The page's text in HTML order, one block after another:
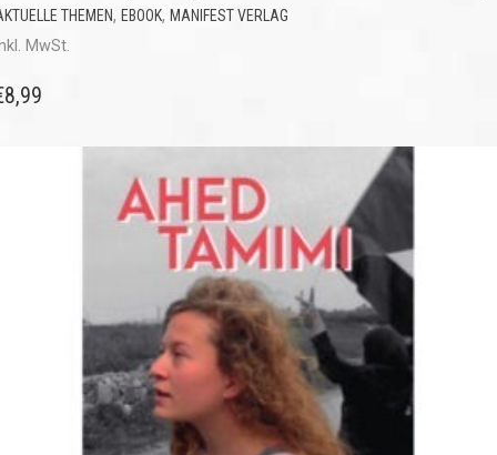
THEMEN, EBOOK, MANIFEST VERLAG
MwSt.
8,99